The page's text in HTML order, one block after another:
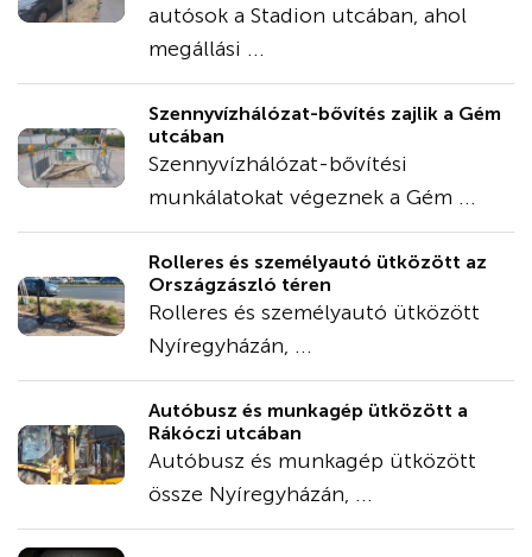
autósok a Stadion utcában, ahol
megállási ...
Szennyvízhálózat-bővítés zajlik a Gém
utcában
Szennyvízhálózat-bővítési
munkálatokat végeznek a Gém ...
Rolleres és személyautó ütközött az
Országzászló téren
Rolleres és személyautó ütközött
Nyíregyházán, ...
Autóbusz és munkagép ütközött a
Rákóczi utcában
Autóbusz és munkagép ütközött
össze Nyíregyházán, ...